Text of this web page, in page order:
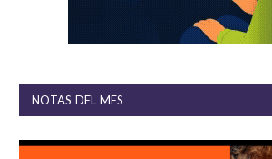
NOTAS DEL MES